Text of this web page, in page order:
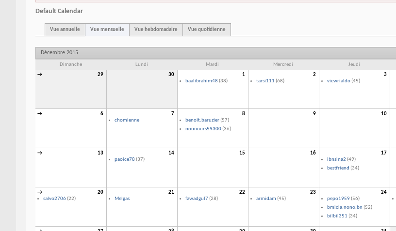
Default Calendar
Vue annuelle
Vue mensuelle Vue hebdomadaire Vue quotidienne
Décembre 2015
Dimanche Lundi Mardi Mercredi Jeudi
→
29 30
1
baalibrahim48 (38)
2
tarsi111 (68)
3
viewrialdo (45)
→ 6
7
chomienne
8
benoit.baruzier (57)
nounours59300 (36)
9 10
→ 13
14
paoice78 (37)
15 16
17
ibnsina2 (49)
bestfriend (34)
→
20
salvo2706 (22)
21
Melgas
22
fawadgul7 (28)
23
armidam (45)
24
pepo1959 (56)
bmicia.nono.bn (52)
bilbil351 (34)